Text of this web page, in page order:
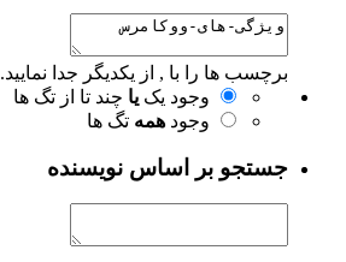
برچسب ها را با , از یکدیگر جدا نمایید.
وجود یک یا چند تا از تگ ها
وجود همه تگ ها
جستجو بر اساس نویسنده